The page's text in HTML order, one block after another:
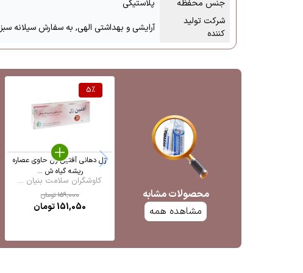
جنس محفظه
پلاستیکی
شرکت تولید
کننده
آرایشی و بهداشتی الهی, به سفارش سیلانه سبز
محصولات مشابه
مشاهده همه
5%
ژل دهانی آفتین ژل حاوی عصاره
ریشه گیاه ش ...
کاوشگران سلامت بنیان ...
159,000تومان
151,050تومان